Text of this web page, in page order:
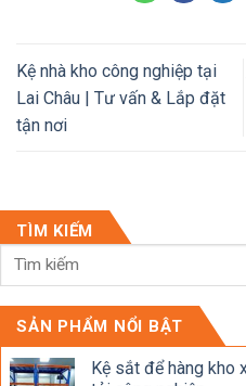
Kệ nhà kho công nghiệp tại
Lai Châu | Tư vấn & Lắp đặt
tận nơi
TÌM KIẾM
SẢN PHẨM NỔI BẬT
Kệ sắt để hàng kho